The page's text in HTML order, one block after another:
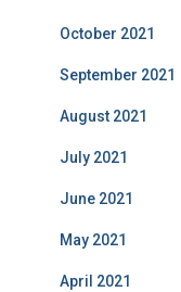
October 2021
September 2021
August 2021
July 2021
June 2021
May 2021
April 2021